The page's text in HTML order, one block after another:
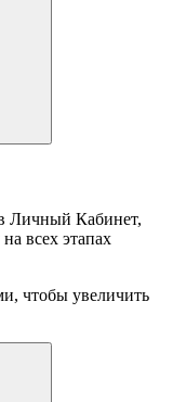
Личный Кабинет,
всех этапах
чтобы увеличить